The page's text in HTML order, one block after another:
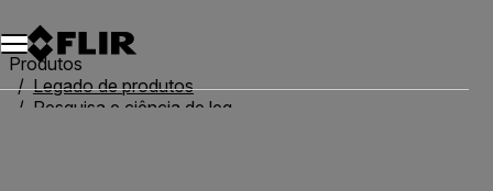
Produtos
Legado de produtos
Pesquisa e ciência de legado